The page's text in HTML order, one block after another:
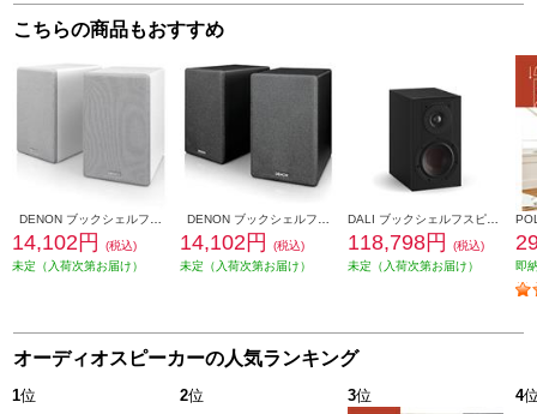
こちらの商品もおすすめ
14,102円
(税込)
未定（入荷次第お届け）
14,102円
(税込)
未定（入荷次第お届け）
118,798円
(税込)
未定（入荷次第お届け）
即
オーディオスピーカーの人気ランキング
1位 2位 3位 4